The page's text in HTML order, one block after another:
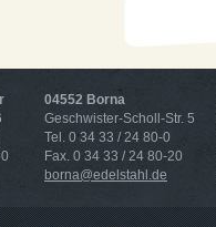
04552 Borna
Geschwister-Scholl-Str. 5
Tel. 0 34 33 / 24 80-0
Fax. 0 34 33 / 24 80-20
borna@edelstahl.de